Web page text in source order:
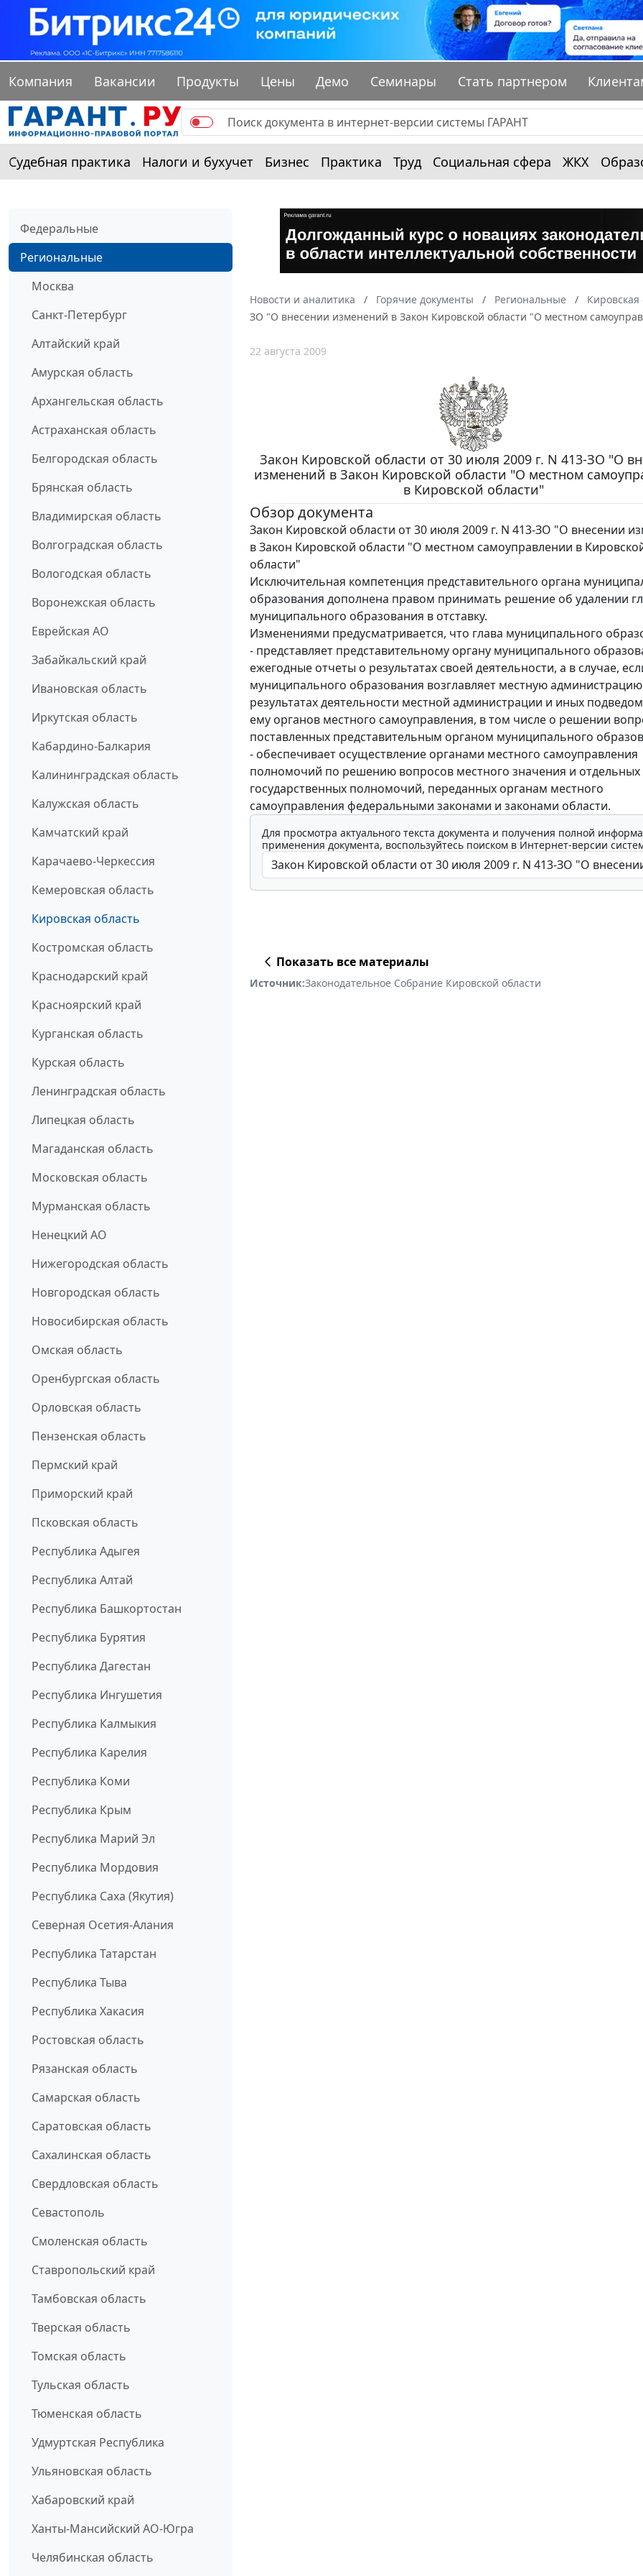
Компания Вакансии Продукты Цены Демо Семинары Стать партнером
Судебная практика Налоги и бухучет Бизнес Практика Труд Социальная сфера ЖКХ
Федеральные
Региональные
Москва
Санкт-Петербург
Алтайский край
Амурская область
Архангельская область
Астраханская область
Белгородская область
Брянская область
Владимирская область
Волгоградская область
Вологодская область
Воронежская область
Еврейская АО
Забайкальский край
Ивановская область
Иркутская область
Кабардино-Балкария
Калининградская область
Калужская область
Камчатский край
Карачаево-Черкессия
Кемеровская область
Кировская область
Костромская область
Краснодарский край
Красноярский край
Курганская область
Курская область
Ленинградская область
Липецкая область
Магаданская область
Московская область
Мурманская область
Ненецкий АО
Нижегородская область
Новгородская область
Новосибирская область
Омская область
Оренбургская область
Орловская область
Пензенская область
Пермский край
Приморский край
Псковская область
Республика Адыгея
Республика Алтай
Республика Башкортостан
Республика Бурятия
Республика Дагестан
Республика Ингушетия
Республика Калмыкия
Республика Карелия
Республика Коми
Республика Крым
Республика Марий Эл
Республика Мордовия
Республика Саха (Якутия)
Северная Осетия-Алания
Республика Татарстан
Республика Тыва
Республика Хакасия
Ростовская область
Рязанская область
Самарская область
Саратовская область
Сахалинская область
Свердловская область
Севастополь
Смоленская область
Ставропольский край
Тамбовская область
Тверская область
Томская область
Тульская область
Тюменская область
Удмуртская Республика
Ульяновская область
Хабаровский край
Ханты-Мансийский АО-Югра
Челябинская область
Новости и аналитика Горячие документы Региональные Кировская
ЗО "О внесении изменений в Закон Кировской области "О местном
22 августа 2009
Закон Кировской области от 30 июля 2009 г. N 413-ЗО "О
изменений в Закон Кировской области "О местном
в Кировской области"
Обзор документа
Закон Кировской области от 30 июля 2009 г. N 413-ЗО "О внесении
в Закон Кировской области "О местном самоуправлении в
области"
Исключительная компетенция представительного органа
образования дополнена правом принимать решение об удалении
муниципального образования в отставку.
Изменениями предусматривается, что глава муниципального
- представляет представительному органу муниципального
ежегодные отчеты о результатах своей деятельности, а в случае,
муниципального образования возглавляет местную
результатах деятельности местной администрации и иных
ему органов местного самоуправления, в том числе о решении
поставленных представительным органом муниципального
- обеспечивает осуществление органами местного самоуправления
полномочий по решению вопросов местного значения и отдельных
государственных полномочий, переданных органам местного
самоуправления федеральными законами и законами области.
Для просмотра актуального текста документа и получения полной
применения документа, воспользуйтесь поиском в Интернет-версии
Показать все материалы
Источник:Законодательное Собрание Кировской области